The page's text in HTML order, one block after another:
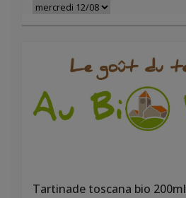
Tartinade toscana bio 200ml